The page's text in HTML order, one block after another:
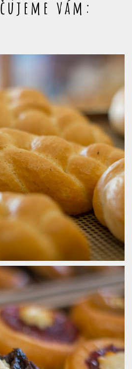
vám: